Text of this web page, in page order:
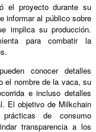
el proyecto durante su
informar al público sobre
implica su producción.
para combatir la
conocer detalles
el nombre de la vaca, su
e incluso detalles
El objetivo de Milkchain
de consumo
transparencia a los